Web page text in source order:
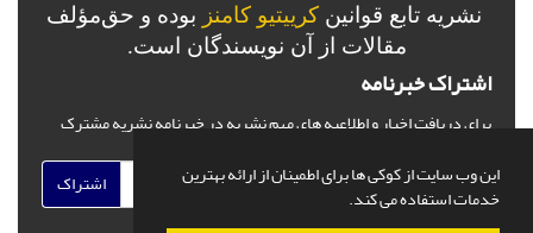
این وب سایت از کوکی ها برای اطمینان از ارائه بهترین
خدمات استفاده می کند.
نشریه تابع قوانین کرییتیو کامنز بوده و حق‌مؤلف
مقالات از آن نویسندگان است.
اشتراک خبرنامه
برای دریافت اخبار و اطلاعیه های مهم نشریه در خبرنامه نشریه مشترک
اشتراک